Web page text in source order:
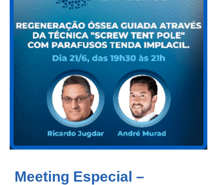
Meeting Especial –